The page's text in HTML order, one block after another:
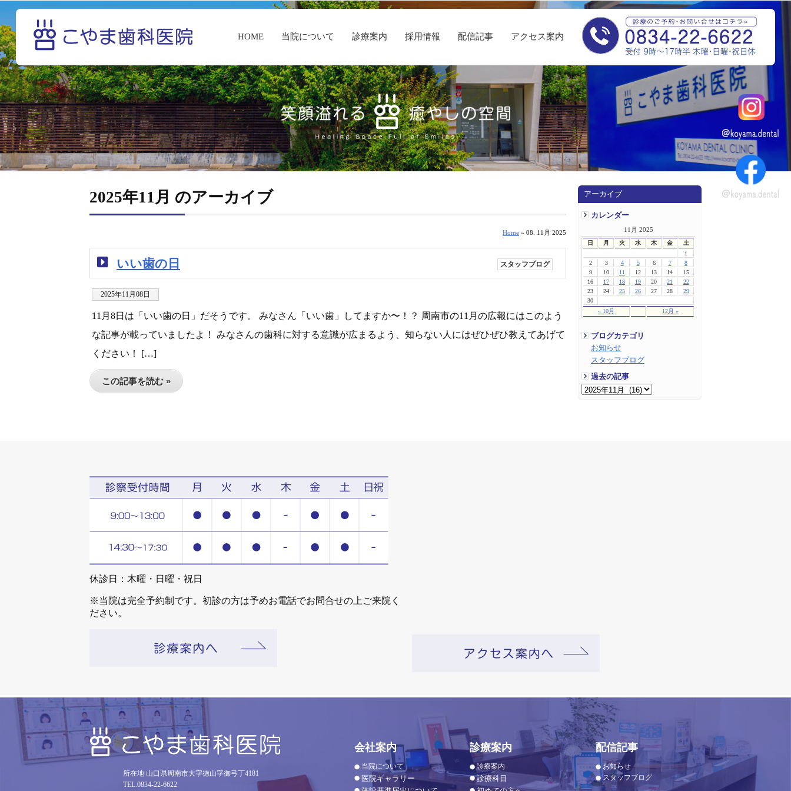
HOME 当院について 診療案内 採用情報 配信記事 アクセス案内
アーカイブ
カレンダー
11月 2025
日 月 火 水 木 金 土
« 10月 12月 »
1
2
3 4 5 6 7
8
9
10 11 12 13 14
15
16
17 18 19 20 21
22
23
24 25 26 27 28
29
30
ブログカテゴリ
お知らせ
スタッフブログ
過去の記事
2025年11月 のアーカイブ
Home » 08. 11月 2025
いい歯の日 スタッフブログ
2025年11月08日
11月8日は「いい歯の日」だそうです。 みなさん「いい歯」してますか〜！？ 周南市の11月の広報にはこのよう
な記事が載っていましたよ！ みなさんの歯科に対する意識が広まるよう、知らない人にはぜひぜひ教えてあげて
ください！ […]
この記事を読む »
休診日：木曜・日曜・祝日
※当院は完全予約制です。初診の方は予めお電話でお問合せの上ご来院く
ださい。
所在地 山口県周南市大字徳山字御弓丁4181
TEL.0834-22-6622
会社案内
当院について
医院ギャラリー
診療案内
診療案内
診療科目
配信記事
お知らせ
スタッフブログ